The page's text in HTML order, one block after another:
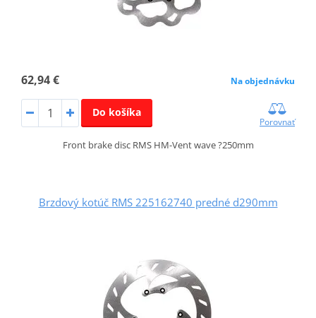
62,94 € Na objednávku
Do košíka
Porovnať
Front brake disc RMS HM-Vent wave ?250mm
Brzdový kotúč RMS 225162740 predné d290mm